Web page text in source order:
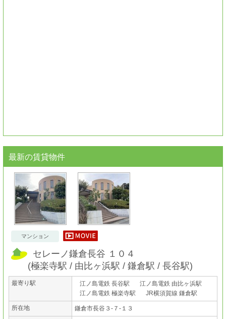
最新の賃貸物件
マンション
セレーノ鎌倉長谷 １０４
(極楽寺駅 由比ヶ浜駅 鎌倉駅 長谷駅)
最寄り駅 江ノ島電鉄 長谷駅
江ノ島電鉄 由比ヶ浜駅
江ノ島電鉄 極楽寺駅
JR横須賀線 鎌倉駅
所在地 鎌倉市長谷３-７-１３